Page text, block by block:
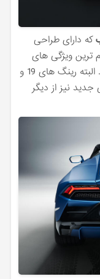
که دارای طراحی
ویژگی های
ظاهری این لامبورگینی محسوب می شوند. البته رینگ های 19 و
جدید نیز از دیگر